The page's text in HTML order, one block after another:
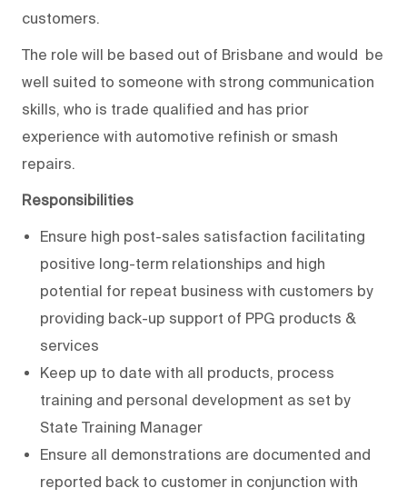
customers.
The role will be based out of Brisbane and would be
well suited to someone with strong communication
skills, who is trade qualified and has prior
experience with automotive refinish or smash
repairs.
Responsibilities
Ensure high post-sales satisfaction facilitating
positive long-term relationships and high
potential for repeat business with customers by
providing back-up support of PPG products &
services
Keep up to date with all products, process
training and personal development as set by
State Training Manager
Ensure all demonstrations are documented and
reported back to customer in conjunction with